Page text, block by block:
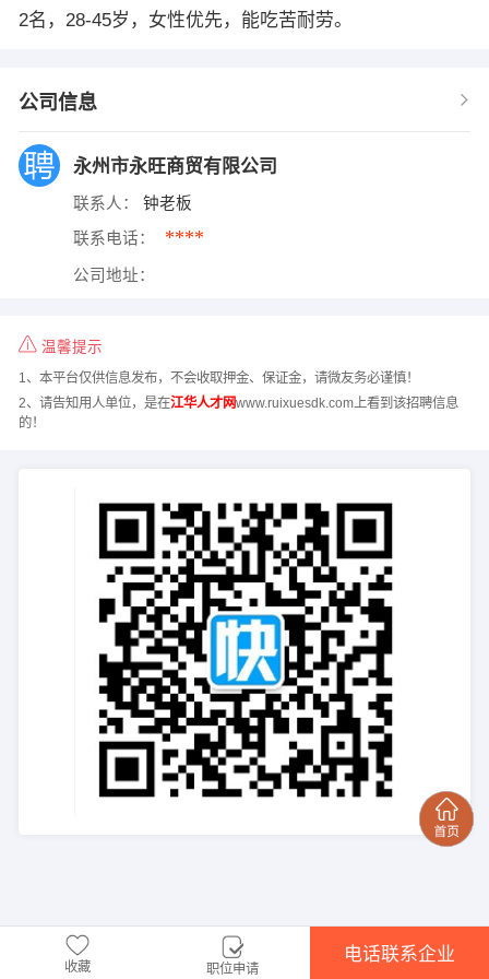
2名，28-45岁，女性优先，能吃苦耐劳。
公司信息
永州市永旺商贸有限公司
联系人： 钟老板
联系电话： ****
公司地址：
温馨提示
1、本平台仅供信息发布，不会收取押金、保证金，请微友务必谨慎！
2、请告知用人单位，是在江华人才网www.ruixuesdk.com上看到该招聘信息
的！
收藏 职位申请
电话联系企业